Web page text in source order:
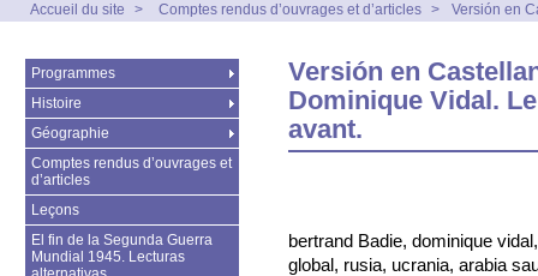
Accueil du site > Comptes rendus d’ouvrages et d’articles > Versión en
Versión en
Dominique Vidal.
avant.
bertrand Badie, dominique
global, rusia, ucrania, arabia
Programmes
Histoire
Géographie
Comptes rendus d’ouvrages et
d’articles
Leçons
El fin de la Segunda Guerra
Mundial 1945. Lecturas